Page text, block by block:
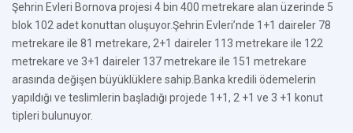
Şehrin Evleri Bornova projesi 4 bin 400 metrekare alan üzerinde 5
blok 102 adet konuttan oluşuyor.Şehrin Evleri’nde 1+1 daireler 78
metrekare ile 81 metrekare, 2+1 daireler 113 metrekare ile 122
metrekare ve 3+1 daireler 137 metrekare ile 151 metrekare
arasında değişen büyüklüklere sahip.Banka kredili ödemelerin
yapıldığı ve teslimlerin başladığı projede 1+1, 2 +1 ve 3 +1 konut
tipleri bulunuyor.